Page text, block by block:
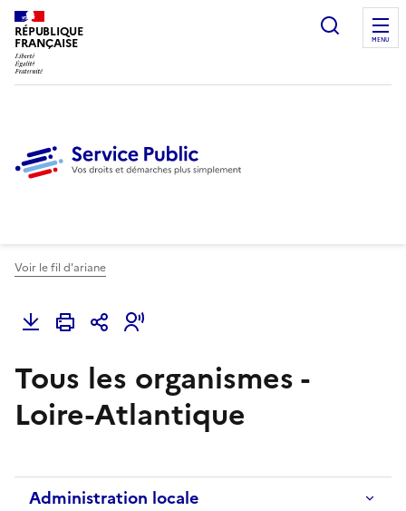
RÉPUBLIQUE
FRANÇAISE
Ouvrir
MENU
Voir le fil d'ariane
Tous les organismes -
Loire-Atlantique
Administration locale